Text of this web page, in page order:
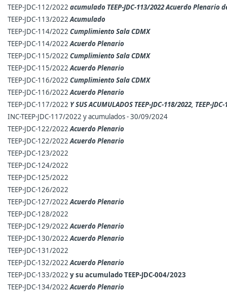
TEEP-JDC-112/2022 acumulado TEEP-JDC-113/2022 Acuerdo Plenario
TEEP-JDC-113/2022Acumulado
TEEP-JDC-114/2022 Cumplimiento Sala CDMX
TEEP-JDC-114/2022Acuerdo Plenario
TEEP-JDC-115/2022 Cumplimiento Sala CDMX
TEEP-JDC-115/2022Acuerdo Plenario
TEEP-JDC-116/2022 Cumplimiento Sala CDMX
TEEP-JDC-116/2022Acuerdo Plenario
TEEP-JDC-117/2022 Y SUS ACUMULADOS TEEP-JDC-118/2022, TEEP-
INC-TEEP-JDC-117/2022 y acumulados - 30/09/2024
TEEP-JDC-122/2022Acuerdo Plenario
TEEP-JDC-122/2022Acuerdo Plenario
TEEP-JDC-123/2022
TEEP-JDC-124/2022
TEEP-JDC-125/2022
TEEP-JDC-126/2022
TEEP-JDC-127/2022Acuerdo Plenario
TEEP-JDC-128/2022
TEEP-JDC-129/2022Acuerdo Plenario
TEEP-JDC-130/2022Acuerdo Plenario
TEEP-JDC-131/2022
TEEP-JDC-132/2022Acuerdo Plenario
TEEP-JDC-133/2022 y su acumulado TEEP-JDC-004/2023
TEEP-JDC-134/2022Acuerdo Plenario